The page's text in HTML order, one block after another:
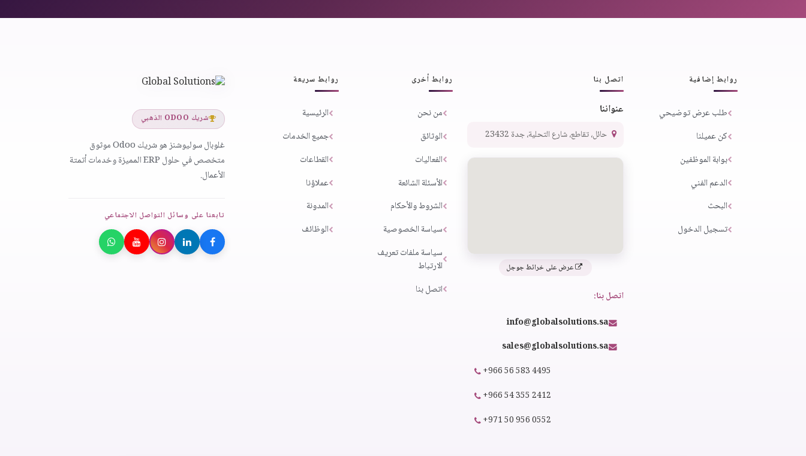
شريك ODOO الذهبي
غلوبال سوليوشنز هو شريك Odoo موثوق
متخصص في حلول ERP المميزة وخدمات أتمتة
الأعمال.
تابعنا على وسائل التواصل الاجتماعي
روابط سريعة
الرئيسية
جميع الخدمات
القطاعات
عملاؤنا
المدونة
الوظائف
روابط أخرى
من نحن
الوثائق
الفعاليات
الأسئلة الشائعة
الشروط والأحكام
سياسة الخصوصية
سياسة ملفات تعريف
الارتباط
اتصل بنا
اتصل بنا
عنواننا
حائل، تقاطع، شارع التحلية، جدة 23432
عرض على خرائط جوجل
اتصل بنا:
info@globalsolutions.sa
sales@globalsolutions.sa
+966 56 583 4495
+966 54 355 2412
+971 50 956 0552
روابط إضافية
طلب عرض توضيحي
كن عميلنا
بوابة الموظفين
الدعم الفني
البحث
تسجيل الدخول